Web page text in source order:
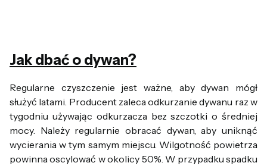
Jak dbać o dywan?
Regularne czyszczenie jest ważne, aby dywan mógł
służyć latami. Producent zaleca odkurzanie dywanu raz w
tygodniu używając odkurzacza bez szczotki o średniej
mocy. Należy regularnie obracać dywan, aby uniknąć
wycierania w tym samym miejscu. Wilgotność powietrza
powinna oscylować w okolicy 50%. W przypadku spadku